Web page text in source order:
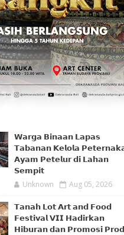
𝗪𝗮𝗿𝗴𝗮 𝗕𝗶𝗻𝗮𝗮𝗻 𝗟𝗮𝗽𝗮𝘀
𝗧𝗮𝗯𝗮𝗻𝗮𝗻 𝗞𝗲𝗹𝗼𝗹𝗮
𝗔𝘆𝗮𝗺 𝗣𝗲𝘁𝗲𝗹𝘂𝗿 𝗱𝗶 𝗟𝗮𝗵𝗮𝗻
𝗦𝗲𝗺𝗽𝗶𝘁
Unknown Aug 05, 2026
𝗧𝗮𝗻𝗮𝗵 𝗟𝗼𝘁 𝗔𝗿𝘁 𝗮𝗻𝗱 𝗙𝗼𝗼𝗱
𝗙𝗲𝘀𝘁𝗶𝘃𝗮𝗹 𝗩𝗜𝗜 𝗛𝗮𝗱𝗶𝗿𝗸𝗮𝗻
𝗛𝗶𝗯𝘂𝗿𝗮𝗻 𝗱𝗮𝗻 𝗣𝗿𝗼𝗺𝗼𝘀𝗶